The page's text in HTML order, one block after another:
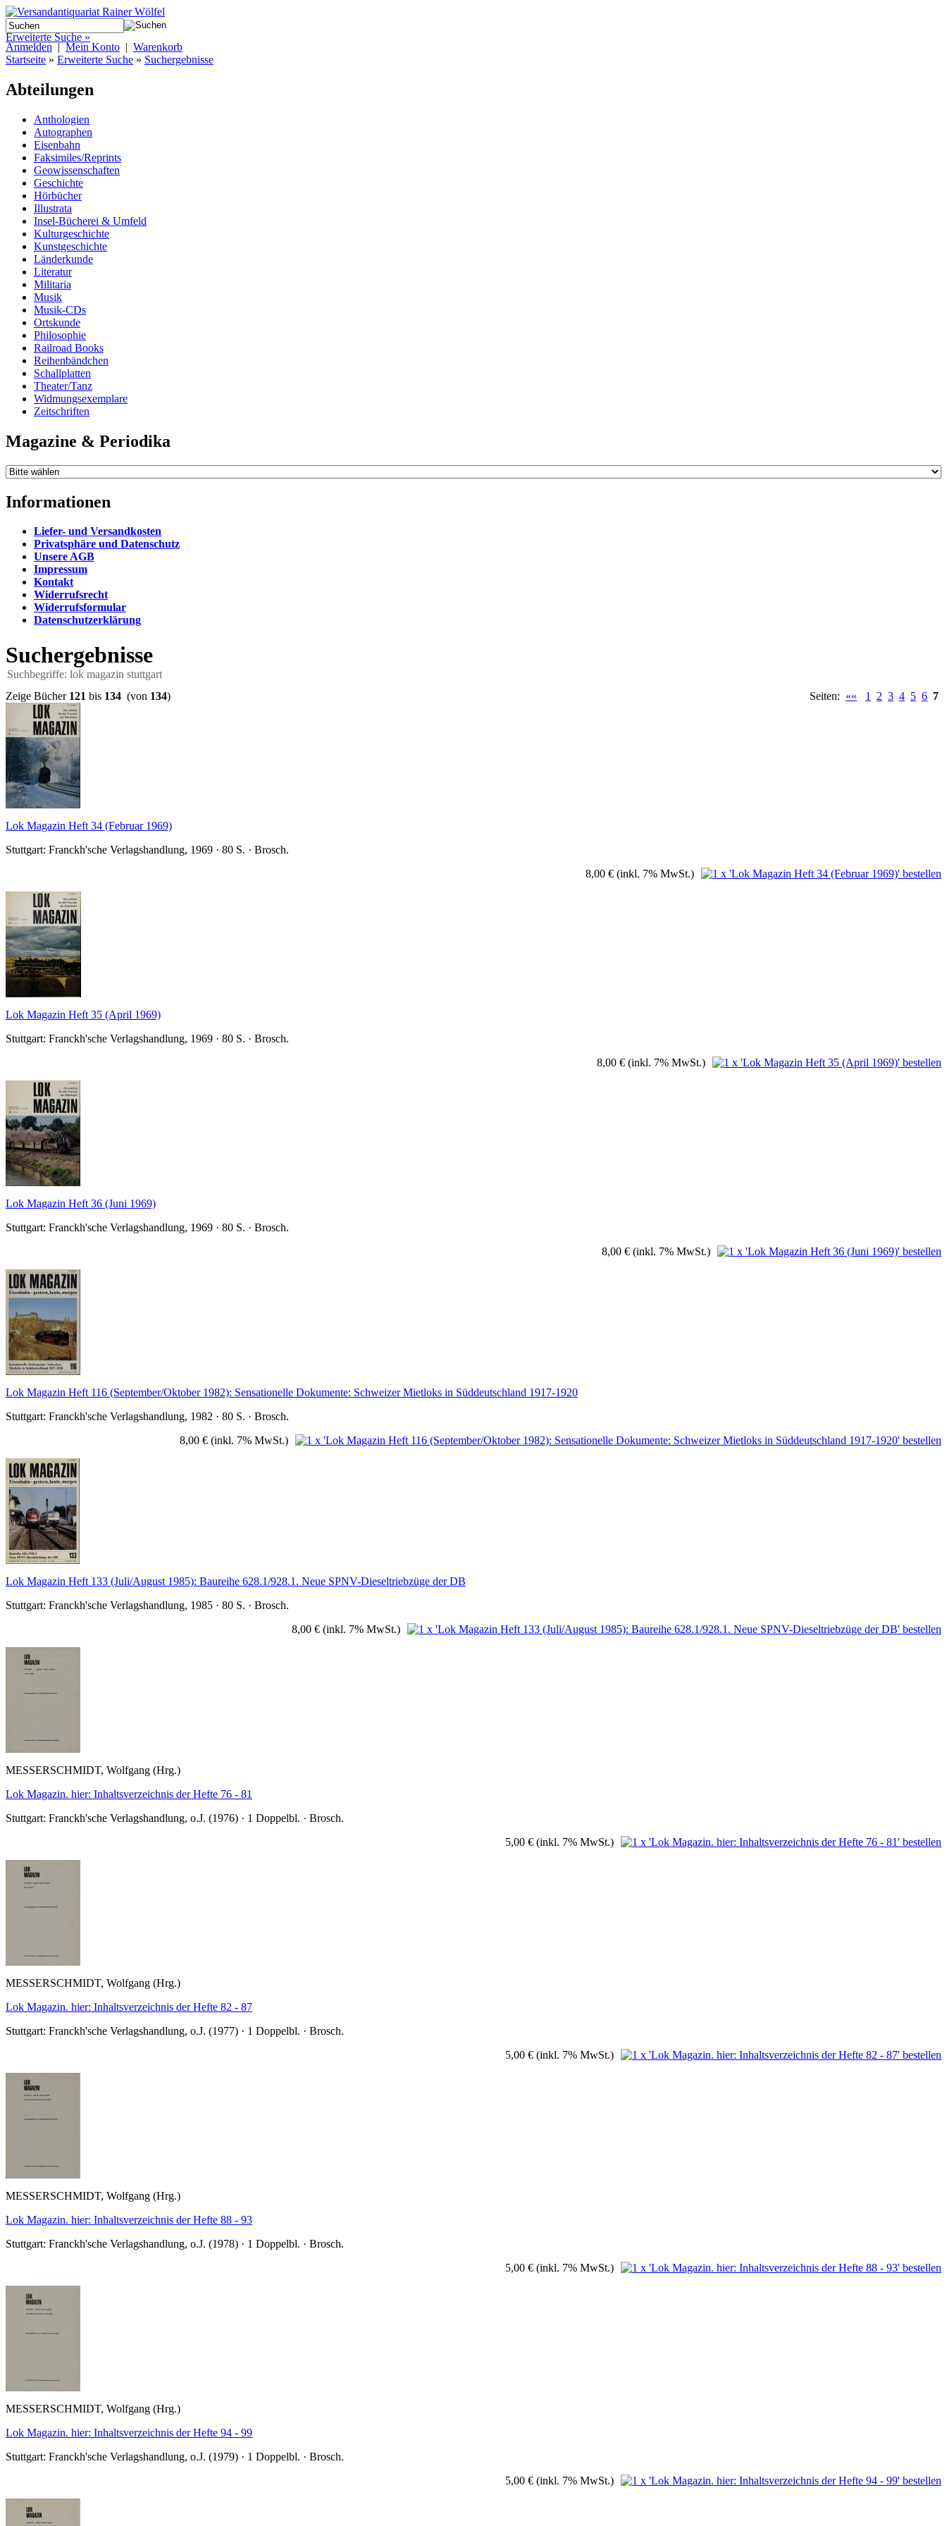
Erweiterte Suche »
Anmelden | Mein Konto | Warenkorb
Startseite » Erweiterte Suche » Suchergebnisse
Abteilungen
Anthologien
Autographen
Eisenbahn
Faksimiles/Reprints
Geowissenschaften
Geschichte
Hörbücher
Illustrata
Insel-Bücherei & Umfeld
Kulturgeschichte
Kunstgeschichte
Länderkunde
Literatur
Militaria
Musik
Musik-CDs
Ortskunde
Philosophie
Railroad Books
Reihenbändchen
Schallplatten
Theater/Tanz
Widmungsexemplare
Zeitschriften
Magazine & Periodika
Informationen
Liefer- und Versandkosten
Privatsphäre und Datenschutz
Unsere AGB
Impressum
Kontakt
Widerrufsrecht
Widerrufsformular
Datenschutzerklärung
Suchergebnisse
Suchbegriffe: lok magazin stuttgart
Zeige Bücher 121 bis 134 (von 134) Seiten: «« 1 2 3 4 5 6 7
Lok Magazin Heft 34 (Februar 1969)
Stuttgart: Franckh'sche Verlagshandlung, 1969 · 80 S. · Brosch.
8,00 € (inkl. 7% MwSt.)
Lok Magazin Heft 35 (April 1969)
Stuttgart: Franckh'sche Verlagshandlung, 1969 · 80 S. · Brosch.
8,00 € (inkl. 7% MwSt.)
Lok Magazin Heft 36 (Juni 1969)
Stuttgart: Franckh'sche Verlagshandlung, 1969 · 80 S. · Brosch.
8,00 € (inkl. 7% MwSt.)
Lok Magazin Heft 116 (September/Oktober 1982): Sensationelle Dokumente: Schweizer Mietloks in Süddeutschland 1917-1920
Stuttgart: Franckh'sche Verlagshandlung, 1982 · 80 S. · Brosch.
8,00 € (inkl. 7% MwSt.)
Lok Magazin Heft 133 (Juli/August 1985): Baureihe 628.1/928.1. Neue SPNV-Dieseltriebzüge der DB
Stuttgart: Franckh'sche Verlagshandlung, 1985 · 80 S. · Brosch.
8,00 € (inkl. 7% MwSt.)
MESSERSCHMIDT, Wolfgang (Hrg.)
Lok Magazin. hier: Inhaltsverzeichnis der Hefte 76 - 81
Stuttgart: Franckh'sche Verlagshandlung, o.J. (1976) · 1 Doppelbl. · Brosch.
5,00 € (inkl. 7% MwSt.)
MESSERSCHMIDT, Wolfgang (Hrg.)
Lok Magazin. hier: Inhaltsverzeichnis der Hefte 82 - 87
Stuttgart: Franckh'sche Verlagshandlung, o.J. (1977) · 1 Doppelbl. · Brosch.
5,00 € (inkl. 7% MwSt.)
MESSERSCHMIDT, Wolfgang (Hrg.)
Lok Magazin. hier: Inhaltsverzeichnis der Hefte 88 - 93
Stuttgart: Franckh'sche Verlagshandlung, o.J. (1978) · 1 Doppelbl. · Brosch.
5,00 € (inkl. 7% MwSt.)
MESSERSCHMIDT, Wolfgang (Hrg.)
Lok Magazin. hier: Inhaltsverzeichnis der Hefte 94 - 99
Stuttgart: Franckh'sche Verlagshandlung, o.J. (1979) · 1 Doppelbl. · Brosch.
5,00 € (inkl. 7% MwSt.)